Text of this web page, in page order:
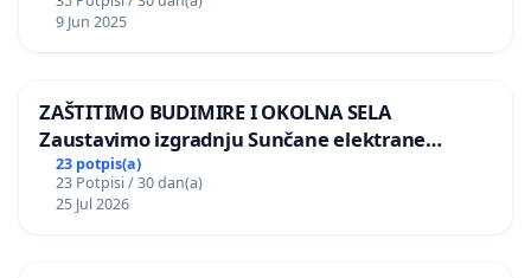
9 Jun 2025
ZAŠTITIMO BUDIMIRE I OKOLNA SELA
Zaustavimo izgradnju Sunčane elektrane
Vedrine na području Ugljana
23 potpis(a)
23 Potpisi / 30 dan(a)
25 Jul 2026